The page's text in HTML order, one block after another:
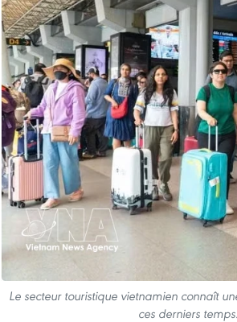
Le secteur touristique vietnamien connaît
ces derniers